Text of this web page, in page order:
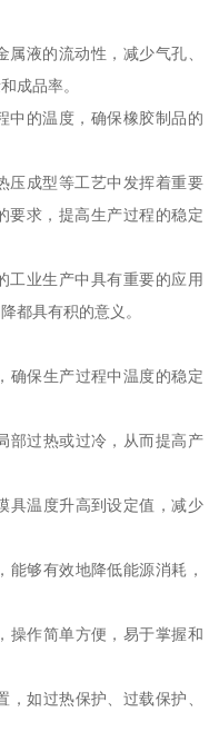
液的流动性，减少气孔、
成品率。
中的温度，确保橡胶制品的
压成型等工艺中发挥着重要
要求，提高生产过程的稳定
工业生产中具有重要的应用
都具有积的意义。
确保生产过程中温度的稳定
部过热或过冷，从而提高产
具温度升高到设定值，减少
能够有效地降低能源消耗，
操作简单方便，易于掌握和
如过热保护、过载保护、